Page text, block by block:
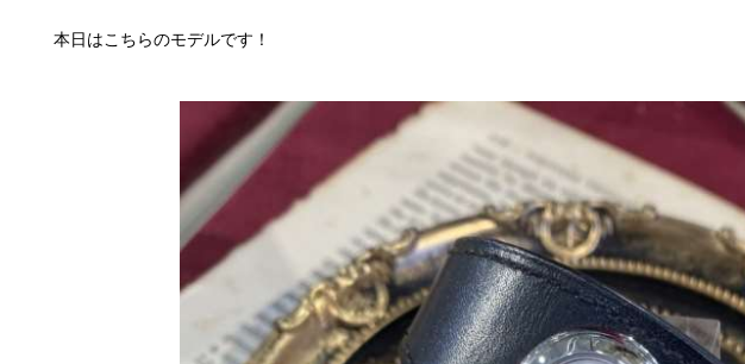
本日はこちらのモデルです！